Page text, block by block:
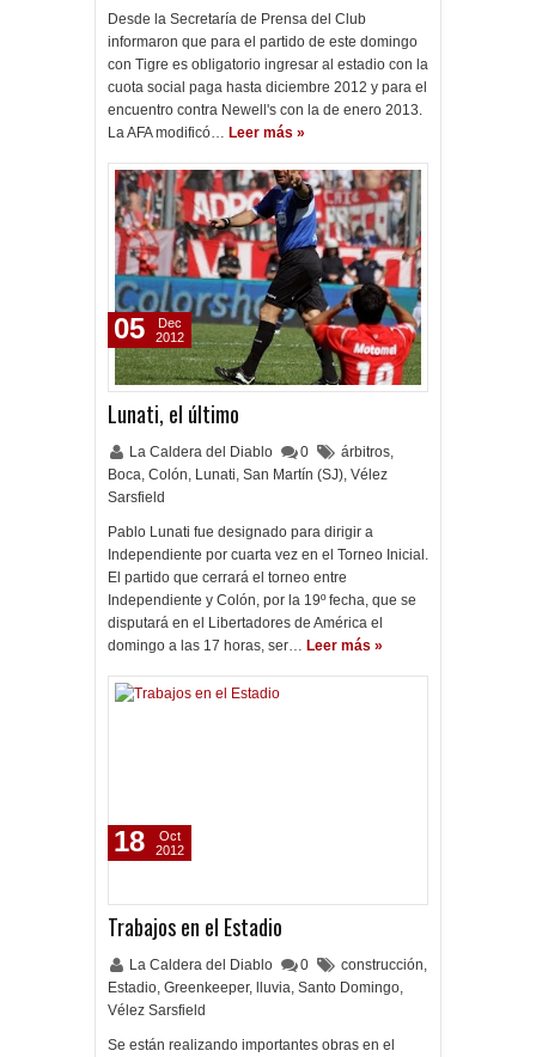
Desde la Secretaría de Prensa del Club
informaron que para el partido de este domingo
con Tigre es obligatorio ingresar al estadio con la
cuota social paga hasta diciembre 2012 y para el
encuentro contra Newell's con la de enero 2013.
La AFA modificó… Leer más »
Lunati, el último
La Caldera del Diablo 0 árbitros,
Boca, Colón, Lunati, San Martín (SJ), Vélez
Sarsfield
Pablo Lunati fue designado para dirigir a
Independiente por cuarta vez en el Torneo Inicial.
El partido que cerrará el torneo entre
Independiente y Colón, por la 19º fecha, que se
disputará en el Libertadores de América el
domingo a las 17 horas, ser… Leer más »
05
Dec
2012
Trabajos en el Estadio
La Caldera del Diablo 0 construcción,
Estadio, Greenkeeper, lluvia, Santo Domingo,
Vélez Sarsfield
Se están realizando importantes obras en el
18
Oct
2012